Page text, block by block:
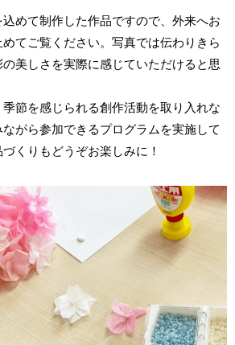
めて制作した作品ですので、外来へお
てご覧ください。写真では伝わりきら
美しさを実際に感じていただけると思
節を感じられる創作活動を取り入れな
がら参加できるプログラムを実施して
くりもどうぞお楽しみに！